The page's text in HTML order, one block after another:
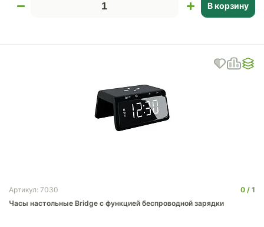
В корзину
Артикул: 7030 0
1
Часы настольные Bridge с функцией беспроводной зарядки